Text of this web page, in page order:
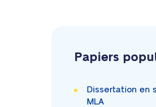
Papiers
Dissertation en
MLA